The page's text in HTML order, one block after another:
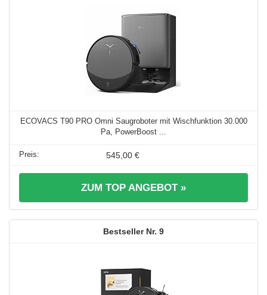
ECOVACS T90 PRO Omni Saugroboter mit Wischfunktion 30.000
Pa, PowerBoost ...
545,00 €
ZUM TOP ANGEBOT »
9